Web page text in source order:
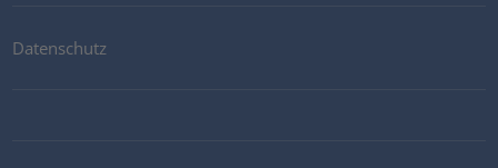
Datenschutz